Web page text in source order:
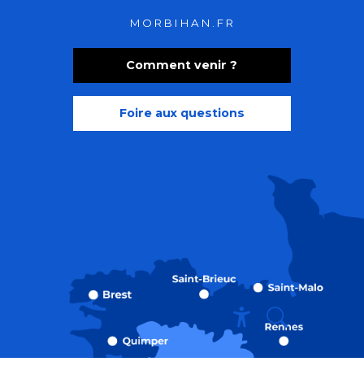
Recherche
Comment venir ?
Foire aux questions
MORBIHAN.FR